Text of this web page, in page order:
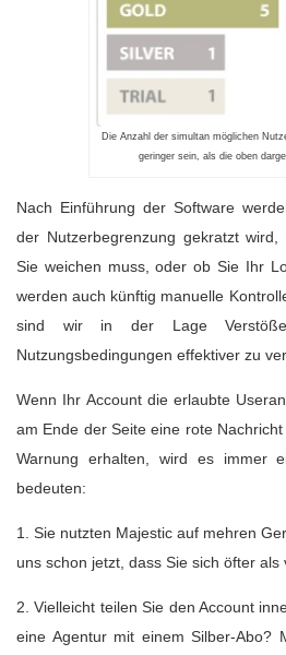
Die Anzahl der simultan möglichen
geringer sein, als die oben
Nach Einführung der Software
der Nutzerbegrenzung gekratzt
Sie weichen muss, oder ob Sie Ihr
werden auch künftig manuelle
sind wir in der Lage
Nutzungsbedingungen effektiver zu
Wenn Ihr Account die erlaubte
am Ende der Seite eine rote
Warnung erhalten, wird es immer
bedeuten:
1. Sie nutzten Majestic auf mehren
uns schon jetzt, dass Sie sich öfter als
2. Vielleicht teilen Sie den Account
eine Agentur mit einem Silber-Abo?